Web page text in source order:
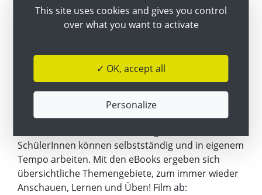
dem "Book Creator"
In dieser Videoausgabe wird Lehrerin Stefanie Rack
warum sie die Lern-App “Book Creator” im
Unterricht oder auch für Distance Learning
einsetzt und wie ihre SchülerInnen davon
profitieren. Diese vielfältige App eignet sich sehr
gut zum Präsentieren für SchülerInnen-Arbeiten
SchülerInnen können selbstständig und in eigenem
Tempo arbeiten. Mit den eBooks ergeben sich
übersichtliche Themengebiete, zum immer wieder
Anschauen, Lernen und Üben! Film ab:
This site uses cookies and gives you control
over what you want to activate
✓ OK, accept all
Personalize